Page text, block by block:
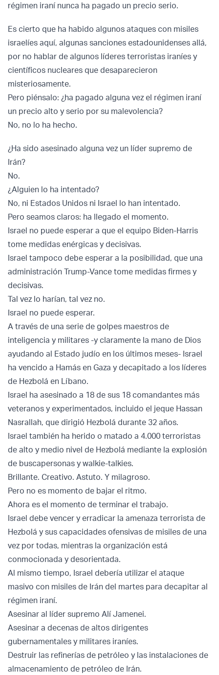
régimen iraní nunca ha pagado un precio serio.
Es cierto que ha habido algunos ataques con misiles
israelíes aquí, algunas sanciones estadounidenses allá,
por no hablar de algunos líderes terroristas iraníes y
científicos nucleares que desaparecieron
misteriosamente.
Pero piénsalo: ¿ha pagado alguna vez el régimen iraní
un precio alto y serio por su malevolencia?
No, no lo ha hecho.
¿Ha sido asesinado alguna vez un líder supremo de
Irán?
No.
¿Alguien lo ha intentado?
No, ni Estados Unidos ni Israel lo han intentado.
Pero seamos claros: ha llegado el momento.
Israel no puede esperar a que el equipo Biden-Harris
tome medidas enérgicas y decisivas.
Israel tampoco debe esperar a la posibilidad, que una
administración Trump-Vance tome medidas firmes y
decisivas.
Tal vez lo harían, tal vez no.
Israel no puede esperar.
A través de una serie de golpes maestros de
inteligencia y militares -y claramente la mano de Dios
ayudando al Estado judío en los últimos meses- Israel
ha vencido a Hamás en Gaza y decapitado a los líderes
de Hezbolá en Líbano.
Israel ha asesinado a 18 de sus 18 comandantes más
veteranos y experimentados, incluido el jeque Hassan
Nasrallah, que dirigió Hezbolá durante 32 años.
Israel también ha herido o matado a 4.000 terroristas
de alto y medio nivel de Hezbolá mediante la explosión
de buscapersonas y walkie-talkies.
Brillante. Creativo. Astuto. Y milagroso.
Pero no es momento de bajar el ritmo.
Ahora es el momento de terminar el trabajo.
Israel debe vencer y erradicar la amenaza terrorista de
Hezbolá y sus capacidades ofensivas de misiles de una
vez por todas, mientras la organización está
conmocionada y desorientada.
Al mismo tiempo, Israel debería utilizar el ataque
masivo con misiles de Irán del martes para decapitar al
régimen iraní.
Asesinar al líder supremo Alí Jamenei.
Asesinar a decenas de altos dirigentes
gubernamentales y militares iraníes.
Destruir las refinerías de petróleo y las instalaciones de
almacenamiento de petróleo de Irán.